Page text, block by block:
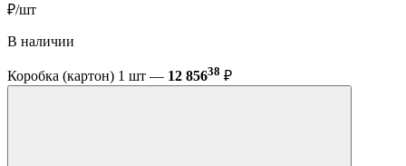
₽/шт
В наличии
Коробка (картон) 1 шт — 12 85638 ₽